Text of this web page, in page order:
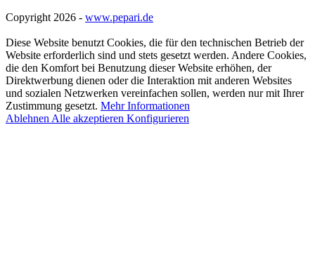
Copyright 2026 - www.pepari.de
Diese Website benutzt Cookies, die für den technischen Betrieb der
Website erforderlich sind und stets gesetzt werden. Andere Cookies,
die den Komfort bei Benutzung dieser Website erhöhen, der
Direktwerbung dienen oder die Interaktion mit anderen Websites
und sozialen Netzwerken vereinfachen sollen, werden nur mit Ihrer
Zustimmung gesetzt. Mehr Informationen
Ablehnen Alle akzeptieren Konfigurieren